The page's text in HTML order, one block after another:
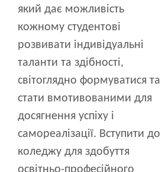
який дає можливість
кожному студентові
розвивати індивідуальні
таланти та здібності,
світоглядно формуватися та
стати вмотивованими для
досягнення успіху і
самореалізації. Вступити до
коледжу для здобуття
освітньо-професійного